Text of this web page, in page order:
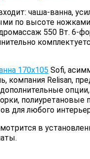
чаша-ванна,
по высоте
550 Вт. 6-
170x105 Sofi,
компания Relisan,
полиуретановые
для любого
в